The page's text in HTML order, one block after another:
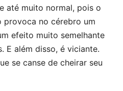
até muito normal, pois o
provoca no cérebro um
efeito muito semelhante
E além disso, é viciante.
se canse de cheirar seu